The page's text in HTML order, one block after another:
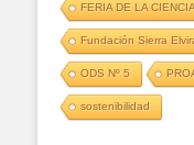
FERIA DE LA
Fundación Sierra
ODS Nº 5
sostenibilidad